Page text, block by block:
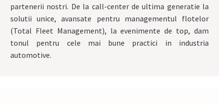
partenerii nostri. De la call-center de ultima generatie la
solutii unice, avansate pentru managementul flotelor
(Total Fleet Management), la evenimente de top, dam
tonul pentru cele mai bune practici in industria
automotive.